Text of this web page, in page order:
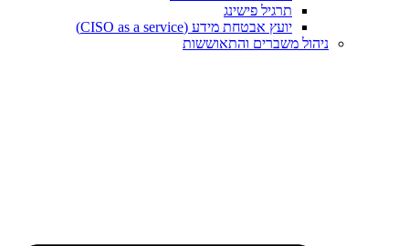
תרגיל פישינג
יועץ אבטחת מידע (CISO as a service)
ניהול משברים והתאוששות